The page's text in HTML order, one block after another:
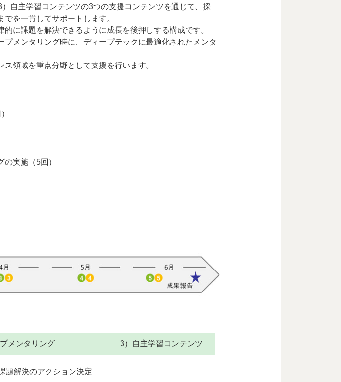
自主学習コンテンツの3つの支援コンテンツを通じて、採
を一貫してサポートします。
に課題を解決できるように成長を後押しする構成です。
メンタリング時に、ディープテックに最適化されたメンタ
領域を重点分野として支援を行います。
実施（5回）
メンタリング 3）自主学習コンテンツ
題解決のアクション決定